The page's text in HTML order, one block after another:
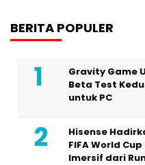
BERITA POPULER
Gravity Game
Beta Test
untuk PC
Hisense
FIFA World
Imersif dari